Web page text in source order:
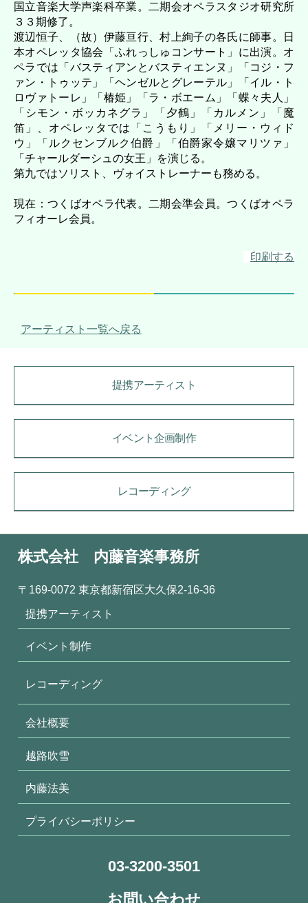
国立音楽大学声楽科卒業。二期会オペラスタジオ研究所
３３期修了。
渡辺恒子、（故）伊藤亘行、村上絢子の各氏に師事。日
本オペレッタ協会「ふれっしゅコンサート」に出演。オ
ペラでは「バスティアンとバスティエンヌ」「コジ・フ
ァン・トゥッテ」「ヘンゼルとグレーテル」「イル・ト
ロヴァトーレ」「椿姫」「ラ・ボエーム」「蝶々夫人」
「シモン・ボッカネグラ」「夕鶴」「カルメン」「魔
笛」、オペレッタでは「こうもり」「メリー・ウィド
ウ」「ルクセンブルク伯爵」「伯爵家令嬢マリツァ」
「チャールダーシュの女王」を演じる。
第九ではソリスト、ヴォイストレーナーも務める。
現在：つくばオペラ代表。二期会準会員。つくばオペラ
フィオーレ会員。
印刷する
アーティスト一覧へ戻る
提携アーティスト
イベント企画制作
レコーディング
株式会社 内藤音楽事務所
〒169-0072 東京都新宿区大久保2-16-36
提携アーティスト
イベント制作
レコーディング
会社概要
越路吹雪
内藤法美
プライバシーポリシー
03-3200-3501
お問い合わせ